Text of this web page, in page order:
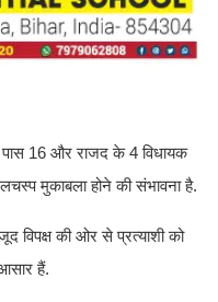
16 और राजद के 4 विधायक
मुकाबला होने की संभावना है.
विपक्ष की ओर से प्रत्याशी को
हैं.